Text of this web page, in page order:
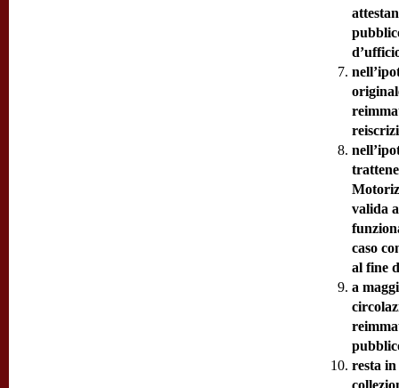
valida
caso
al fine
a
resta in